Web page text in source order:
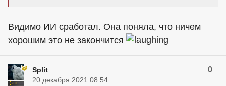
Видимо ИИ сработал. Она поняла, что ничем
хорошим это не закончится
Split 0
20 декабря 2021 08:54